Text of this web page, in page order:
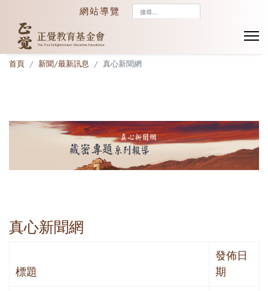
網站導覽
首頁 新聞/最新訊息 真心新聞網
真心新聞網
標題
發佈日
期